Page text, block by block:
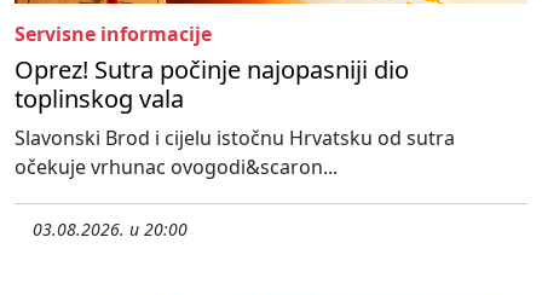
Servisne informacije
Oprez! Sutra počinje najopasniji dio
toplinskog vala
Slavonski Brod i cijelu istočnu Hrvatsku od sutra
očekuje vrhunac ovogodi&scaron...
03.08.2026. u 20:00